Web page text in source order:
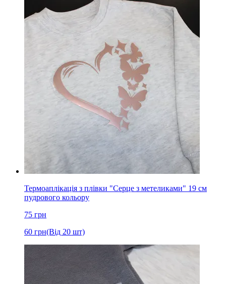
Термоаплікація з плівки "Серце з метеликами" 19 см
пудрового кольору
75 грн
60 грн(Від 20 шт)